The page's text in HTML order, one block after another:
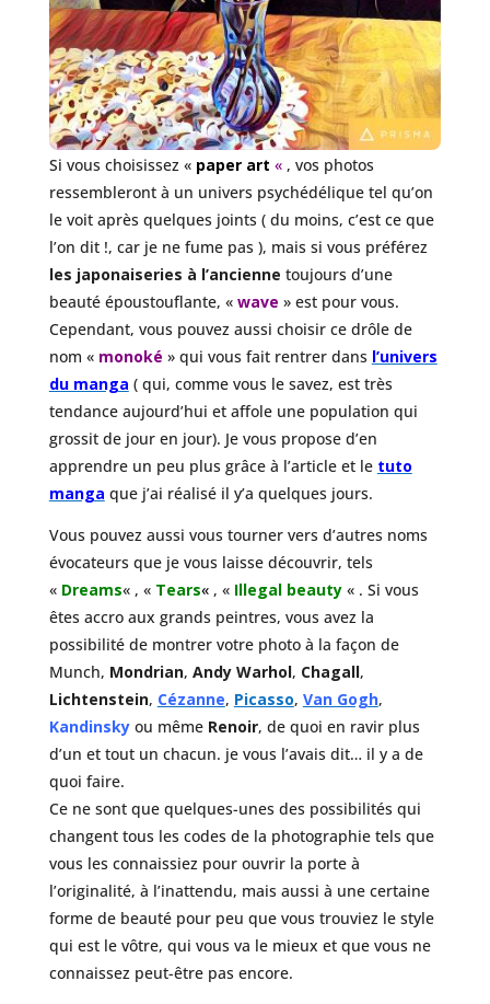
Si vous choisissez « paper art « , vos photos
ressembleront à un univers psychédélique tel qu’on
le voit après quelques joints ( du moins, c’est ce que
l’on dit !, car je ne fume pas ), mais si vous préférez
les japonaiseries à l’ancienne toujours d’une
beauté époustouflante, « wave » est pour vous.
Cependant, vous pouvez aussi choisir ce drôle de
nom « monoké » qui vous fait rentrer dans l’univers
du manga ( qui, comme vous le savez, est très
tendance aujourd’hui et affole une population qui
grossit de jour en jour). Je vous propose d’en
apprendre un peu plus grâce à l’article et le tuto
manga que j’ai réalisé il y’a quelques jours.
Vous pouvez aussi vous tourner vers d’autres noms
évocateurs que je vous laisse découvrir, tels
« Dreams« , « Tears« , « Illegal beauty « . Si vous
êtes accro aux grands peintres, vous avez la
possibilité de montrer votre photo à la façon de
Munch, Mondrian, Andy Warhol, Chagall,
Lichtenstein, Cézanne, Picasso, Van Gogh,
Kandinskyou même Renoir, de quoi en ravir plus
d’un et tout un chacun. je vous l’avais dit… il y a de
quoi faire.
Ce ne sont que quelques-unes des possibilités qui
changent tous les codes de la photographie tels que
vous les connaissiez pour ouvrir la porte à
l’originalité, à l’inattendu, mais aussi à une certaine
forme de beauté pour peu que vous trouviez le style
qui est le vôtre, qui vous va le mieux et que vous ne
connaissez peut-être pas encore.